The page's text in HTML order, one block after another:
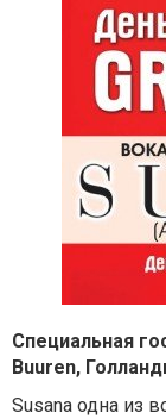
Специальная
Buuren,
Susana одна из